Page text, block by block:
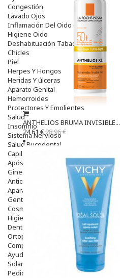
Congestión
Lavado Ojos
Inflamación Del Oido (otitis)
Higiene Oido
Deshabituación Tabaquismo
Chicles
Piel
Herpes Y Hongos
Heridas Y úlceras
Aparato Genital
Hemorroides
Protectores Y Emolientes
Salud
Insomnio
Sistema Nervioso
Salud Bucodental
Capilar
Apósitos
Ginecología
Anticonceptivos
Aparato Genital
Gente Mayor
Cosmética
Higiene
Dentales
Ortopedia
Complementos Nutricionales.
Ayudas
Solares
Pedido express
ANTHELIOS BRUMA INVISIBLE...
24,61 €28,96 €